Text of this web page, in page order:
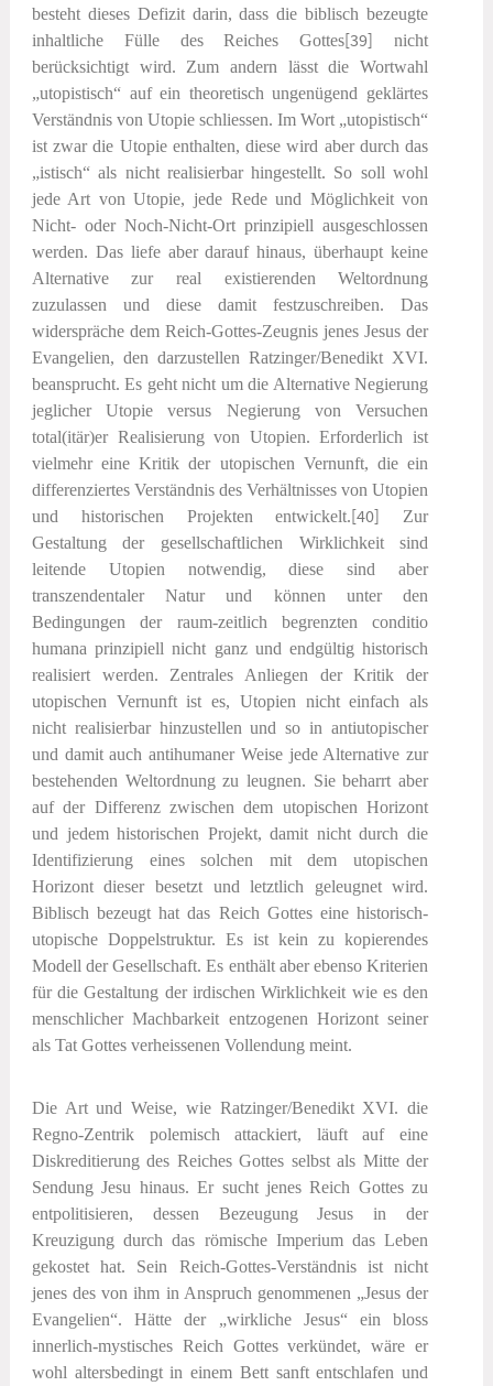
besteht dieses Defizit darin, dass die biblisch bezeugte
inhaltliche Fülle des Reiches Gottes[39]
nicht
berücksichtigt wird. Zum andern lässt die Wortwahl
„utopistisch“ auf ein theoretisch ungenügend geklärtes
Verständnis von Utopie schliessen. Im Wort „utopistisch“
ist zwar die Utopie enthalten, diese wird aber durch das
„istisch“ als nicht realisierbar hingestellt. So soll wohl
jede Art von Utopie, jede Rede und Möglichkeit von
Nicht- oder Noch-Nicht-Ort prinzipiell ausgeschlossen
werden. Das liefe aber darauf hinaus, überhaupt keine
Alternative zur real existierenden Weltordnung
zuzulassen und diese damit festzuschreiben. Das
widerspräche dem Reich-Gottes-Zeugnis jenes Jesus der
Evangelien, den darzustellen Ratzinger/Benedikt XVI.
beansprucht. Es geht nicht um die Alternative Negierung
jeglicher Utopie versus Negierung von Versuchen
total(itär)er Realisierung von Utopien. Erforderlich ist
vielmehr eine Kritik der utopischen Vernunft, die ein
differenziertes Verständnis des Verhältnisses von Utopien
und historischen Projekten entwickelt.[40]
Zur
Gestaltung der gesellschaftlichen Wirklichkeit sind
leitende Utopien notwendig, diese sind aber
transzendentaler Natur und können unter den
Bedingungen der raum-zeitlich begrenztenconditio
humanaprinzipiell nicht ganz und endgültig historisch
realisiert werden. Zentrales Anliegen der Kritik der
utopischen Vernunft ist es, Utopien nicht einfach als
nicht realisierbar hinzustellen und so in antiutopischer
und damit auch antihumaner Weise jede Alternative zur
bestehenden Weltordnung zu leugnen. Sie beharrt aber
auf der Differenz zwischen dem utopischen Horizont
und jedem historischen Projekt, damit nicht durch die
Identifizierung eines solchen mit dem utopischen
Horizont dieser besetzt und letztlich geleugnet wird.
Biblisch bezeugt hat das Reich Gottes eine historisch-
utopische Doppelstruktur. Es ist kein zu kopierendes
Modell der Gesellschaft. Es enthält aber ebenso Kriterien
für die Gestaltung der irdischen Wirklichkeit wie es den
menschlicher Machbarkeit entzogenen Horizont seiner
als Tat Gottes verheissenen Vollendung meint.
Die Art und Weise, wie Ratzinger/Benedikt XVI. die
Regno-Zentrik polemisch attackiert, läuft auf eine
Diskreditierung des Reiches Gottes selbst als Mitte der
Sendung Jesu hinaus. Er sucht jenes Reich Gottes zu
entpolitisieren, dessen Bezeugung Jesus in der
Kreuzigung durch das römische Imperium das Leben
gekostet hat. Sein Reich-Gottes-Verständnis ist nicht
jenes des von ihm in Anspruch genommenen „Jesus der
Evangelien“. Hätte der „wirkliche Jesus“ ein bloss
innerlich-mystisches Reich Gottes verkündet, wäre er
wohl altersbedingt in einem Bett sanft entschlafen und